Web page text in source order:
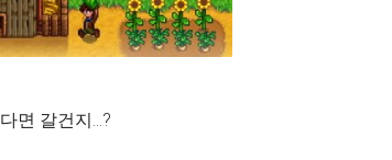
면 갈건지…?